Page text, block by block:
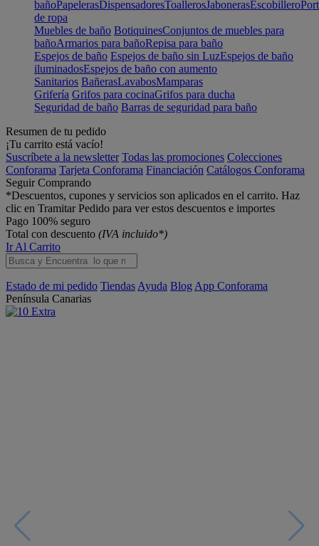
bañoPapelerasDispensadoresToallerosJabonerasEscobillero
de ropa
Muebles de baño BotiquinesConjuntos de muebles para
bañoArmarios para bañoRepisa para baño
Espejos de baño Espejos de baño sin LuzEspejos de baño
iluminadosEspejos de baño con aumento
Sanitarios BañerasLavabosMamparas
Grifería Grifos para cocinaGrifos para ducha
Seguridad de baño Barras de seguridad para baño
Resumen de tu pedido
¡Tu carrito está vacío!
Suscríbete a la newsletter Todas las promociones Colecciones
Conforama Tarjeta Conforama Financiación Catálogos Conforama
Seguir Comprando
*Descuentos, cupones y servicios son aplicados en el carrito. Haz
clic en Tramitar Pedido para ver estos descuentos e importes
Pago 100% seguro
Total con descuento (IVA incluido*)
Ir Al Carrito
Estado de mi pedido Tiendas Ayuda Blog App Conforama
Península Canarias